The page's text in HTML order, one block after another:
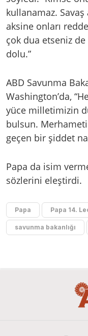
kullanamaz. Savaş
aksine onları
çok dua etseniz
dolu.”
ABD Savunma
Washington’da,
yüce milletimizin
bulsun.
geçen bir şiddet
Papa da isim
sözlerini eleştirdi.
Papa Papa 14.
savunma bakanlığı